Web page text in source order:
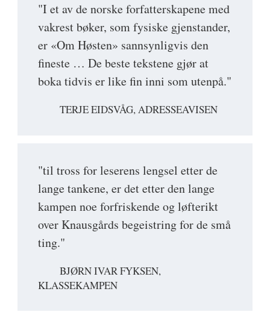
"I et av de norske forfatterskapene med
vakrest bøker, som fysiske gjenstander,
er «Om Høsten» sannsynligvis den
fineste … De beste tekstene gjør at
boka tidvis er like fin inni som utenpå."
TERJE EIDSVÅG, ADRESSEAVISEN
"til tross for leserens lengsel etter de
lange tankene, er det etter den lange
kampen noe forfriskende og løfterikt
over Knausgårds begeistring for de små
ting."
BJØRN IVAR FYKSEN,
KLASSEKAMPEN